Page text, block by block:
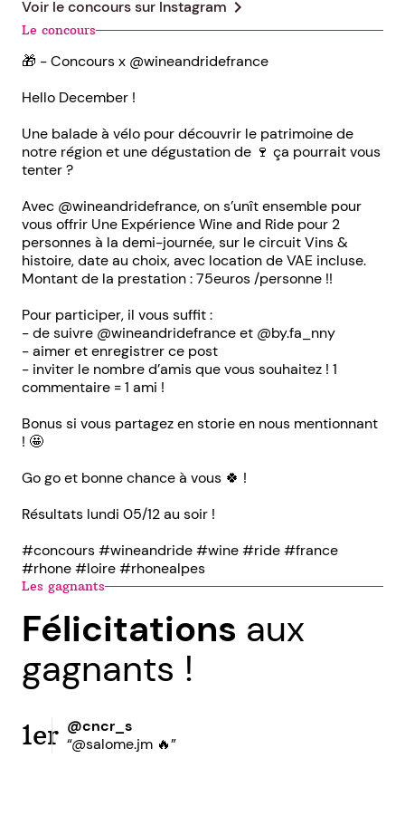
Voir le concours sur Instagram chevron_right
Le concours
🎁 - Concours x @wineandridefrance
Hello December !
Une balade à vélo pour découvrir le patrimoine de
notre région et une dégustation de 🍷 ça pourrait vous
tenter ?
Avec @wineandridefrance, on s’unît ensemble pour
vous offrir Une Expérience Wine and Ride pour 2
personnes à la demi-journée, sur le circuit Vins &
histoire, date au choix, avec location de VAE incluse.
Montant de la prestation : 75euros /personne !!
Pour participer, il vous suffit :
- de suivre @wineandridefrance et @by.fa_nny
- aimer et enregistrer ce post
- inviter le nombre d’amis que vous souhaitez ! 1
commentaire = 1 ami !
Bonus si vous partagez en storie en nous mentionnant
! 🤩
Go go et bonne chance à vous 🍀 !
Résultats lundi 05/12 au soir !
#concours #wineandride #wine #ride #france
#rhone #loire #rhonealpes
Les gagnants
Félicitations aux
gagnants !
1er @cncr_s
“@salome.jm 🔥”